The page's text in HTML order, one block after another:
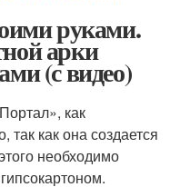
руками.
арки
(с видео)
как
так как она создается
необходимо